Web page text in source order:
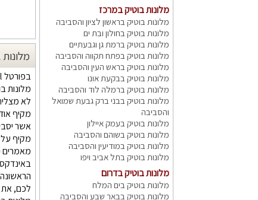
מלונות בוטיק במרכז
מלונות בוטיק בראשון לציון והסביבה
מלונות בוטיק בחולון ובת ים
מלונות בוטיק ברמת גן וגבעתיים
מלונות בוטיק בפתח תקווה והסביבה
מלונות בוטיק בראש העין והסביבה
מלונות בוטיק בבקעת אונו
מלונות בוטיק ברמלה לוד והסביבה
מלונות בוטיק בבני ברק גבעת שמואל
והסביבה
מלונות בוטיק בעמק איילון
מלונות בוטיק בשוהם והסביבה
מלונות בוטיק במודיעין והסביבה
מלונות בוטיק בתל אביב ויפו
מלונות בוטיק בדרום
מלונות בוטיק בים המלח
מלונות בוטיק בבאר שבע והסביבה
בפורטל iboutique.co.il בצענו את כל המאמצים, כדי לאפשר לכולכם לאתר מלונות בוטיק עם ספא וסאונה בלחיצת עכבר ומבלי לבזבז זמן.
מלונות
לא
מקיף
אשר
מקיף
מאמרים
לכם, את